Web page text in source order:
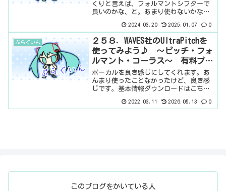
くりと言えば、フォルマントシフターで
良いのかな、と。あまり使わないかな
ちら。インストール方法iZotope
Product Portalというソフトからインス
トール見た...
2024.03.20 2025.01.07 0
ぷらぐいん
２５８．WAVES社のUltraPitchを
使ってみよう♪ ～ピッチ・フォ
ルマント・コーラス～ 有料プラ
グイン
ボーカルを良き感じにしてくれます。あ
んまり使ったことなかったけど、良き感
じです。基本情報ダウンロードはこち
いうソフトからインストール見た目はこ
2022.03.11 2026.05.13 0
このブログをかいている人